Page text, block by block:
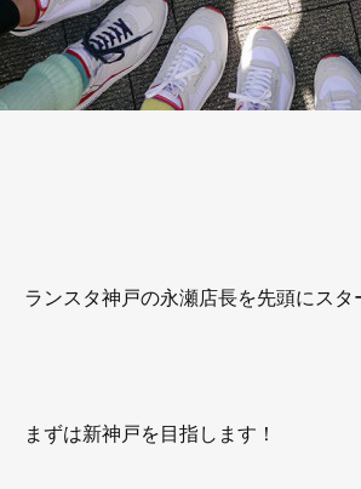
ランスタ神戸の永瀬店長を先頭にスタ
まずは新神戸を目指します！